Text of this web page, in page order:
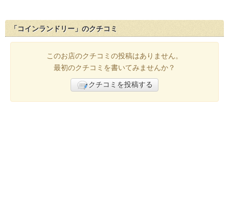
「コインランドリー」のクチコミ
このお店のクチコミの投稿はありません。
最初のクチコミを書いてみませんか？
クチコミを投稿する